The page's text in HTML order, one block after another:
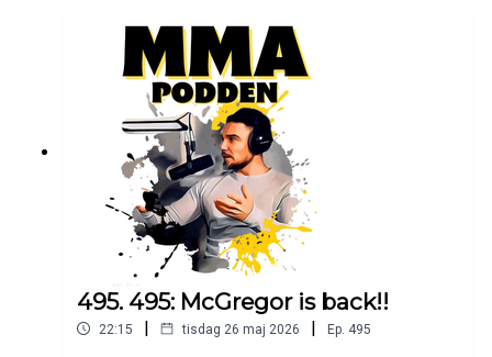
och vill höras i mmapodden? Maila oss på
mmapodden@gmail.comInstagram:
@mmapodden
@Pauldelvalle twitter: @pauldelvalle
MMA-
Podden Facebook Youtube Lyssna på Öppet
sinne Spotify iTunes Youtube
495. 495: McGregor is back!!
22:15 | tisdag 26 maj 2026 | Ep. 495